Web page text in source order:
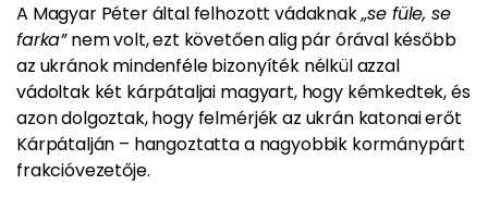
A Magyar Péter által felhozott vádaknak„se füle, se
farka”nem volt, ezt követően alig pár órával később
az ukránok mindenféle bizonyíték nélkül azzal
vádoltak két kárpátaljai magyart, hogy kémkedtek, és
azon dolgoztak, hogy felmérjék az ukrán katonai erőt
Kárpátalján – hangoztatta a nagyobbik kormánypárt
frakcióvezetője.